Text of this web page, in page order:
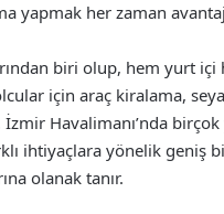
yapmak her zaman
biri olup, hem yurt içi
için araç kiralama,
Havalimanı’nda birçok
ihtiyaçlara yönelik geniş
olanak tanır.